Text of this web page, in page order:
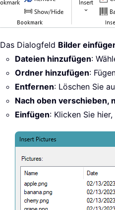
Das Dialogfeld Bilder
Dateien hinzufügen:
Ordner hinzufügen:
Entfernen: Löschen Sie
Nach oben verschieben,
Einfügen: Klicken Sie